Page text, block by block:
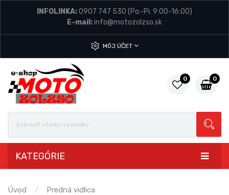
INFOLINKA:0907 747 530 (Po.-Pi. 9:00-16:00)
E-mail:info@motozolzso.sk
MÔJ ÚČET
0 0
KATEGÓRIE
Úvod
Predná vidlica